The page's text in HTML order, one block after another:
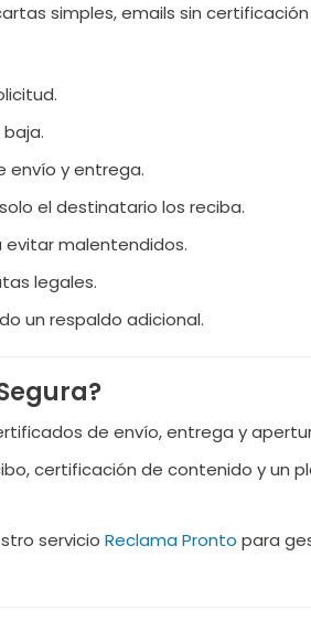
simples, emails sin certificación
envío y entrega.
el destinatario los reciba.
malentendidos.
legales.
un respaldo adicional.
de envío, entrega y
certificación de contenido y un
servicio Reclama Pronto para